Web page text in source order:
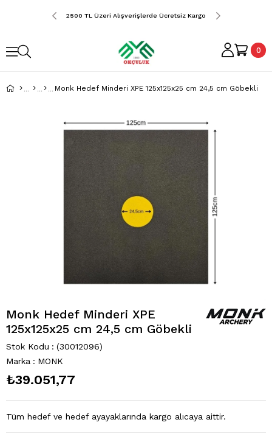
Ücretsiz Kargo 2500 TL Üzeri Alışverişlerde Ücretsiz Kargo 2500 TL Üzeri
0
Monk Hedef Minderi XPE 125x125x25 cm 24,5 cm Göbekli
Monk Hedef Minderi XPE
125x125x25 cm 24,5 cm Göbekli
Stok Kodu
(30012096)
Marka : MONK
₺39.051,77
Tüm hedef ve hedef ayayaklarında kargo alıcaya aittir.